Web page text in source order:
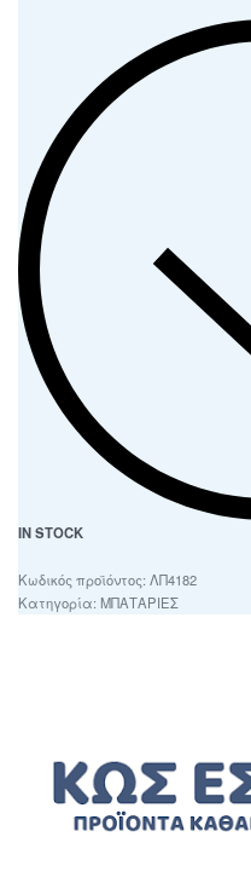
IN STOCK
ΛΠ4182
Κατηγορία: ΜΠΑΤΑΡΙΕΣ